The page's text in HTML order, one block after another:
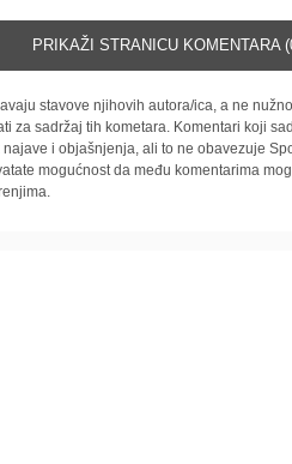
PRIKAŽI STRANICU KOMENTARA
stavove njihovih autora/ica, a ne
za sadržaj tih kometara. Komentari koji
i objašnjenja, ali to ne obavezuje
mogućnost da među komentarima